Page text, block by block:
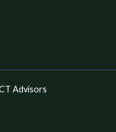
Advisors